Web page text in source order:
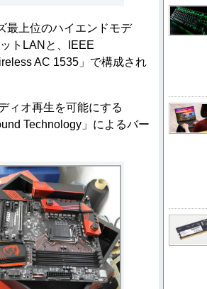
最上位のハイエンドモデ
トLANと、IEEE
AC 1535」で構成され
ィオ再生を可能にする
Technology」によるバー